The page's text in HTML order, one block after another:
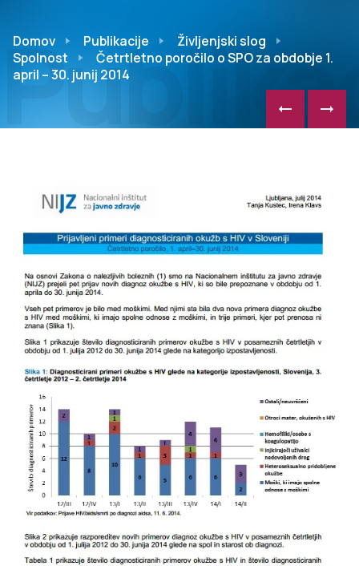
Domov Publikacije
Življenjski slog
Spolnost
Četrtletno poročilo o SPO za obdobje 1.
april – 30. junij 2014